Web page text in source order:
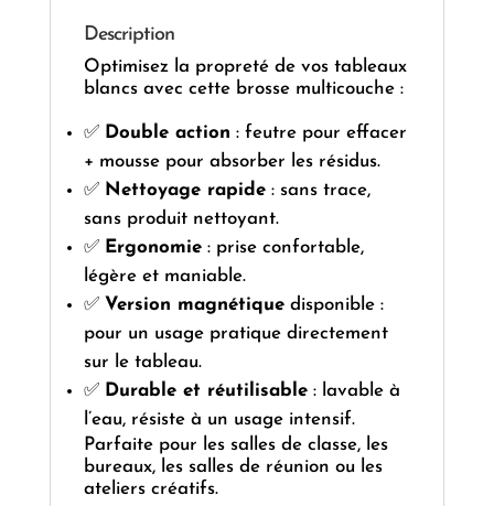
Description
Optimisez la propreté de vos tableaux
blancs avec cette brosse multicouche :
✅ Double action : feutre pour effacer
+ mousse pour absorber les résidus.
✅ Nettoyage rapide: sans trace,
sans produit nettoyant.
✅ Ergonomie: prise confortable,
légère et maniable.
✅ Version magnétiquedisponible :
pour un usage pratique directement
sur le tableau.
✅ Durable et réutilisable: lavable à
l’eau, résiste à un usage intensif.
Parfaite pour les salles de classe, les
bureaux, les salles de réunion ou les
ateliers créatifs.